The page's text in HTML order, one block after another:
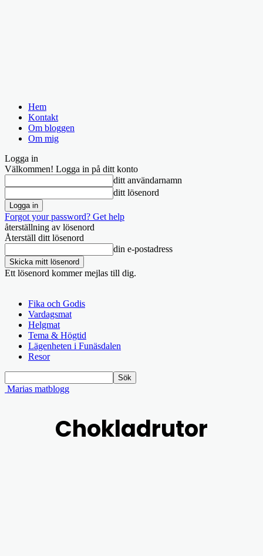
Hem
Kontakt
Om bloggen
Om mig
Logga in
Välkommen! Logga in på ditt konto
ditt användarnamn
ditt lösenord
Forgot your password? Get help
återställning av lösenord
Återställ ditt lösenord
din e-postadress
Ett lösenord kommer mejlas till dig.
Fika och Godis
Vardagsmat
Helgmat
Tema & Högtid
Lägenheten i Funäsdalen
Resor
Marias matblogg
Chokladrutor